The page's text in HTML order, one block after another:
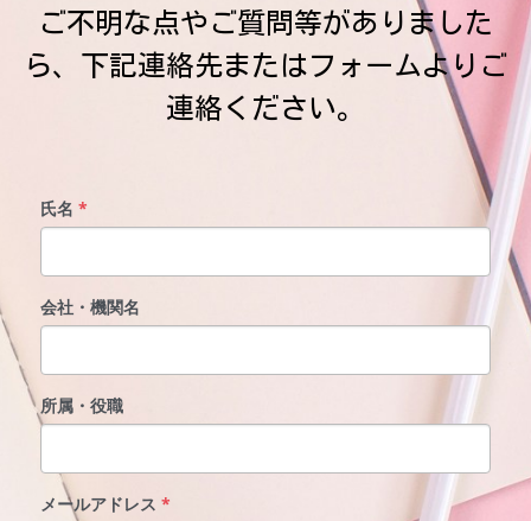
ご不明な点やご質問等がありました
ら、下記連絡先またはフォームよりご
連絡ください。
氏名 *
会社・機関名
所属・役職
メールアドレス *